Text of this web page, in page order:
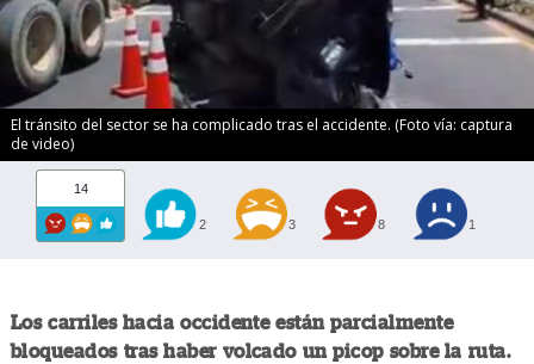
El tránsito del sector se ha complicado tras el accidente. (Foto vía: captura
de video)
14
2 3 8 1
Los carriles hacia occidente están parcialmente
bloqueados tras haber volcado un picop sobre la ruta.